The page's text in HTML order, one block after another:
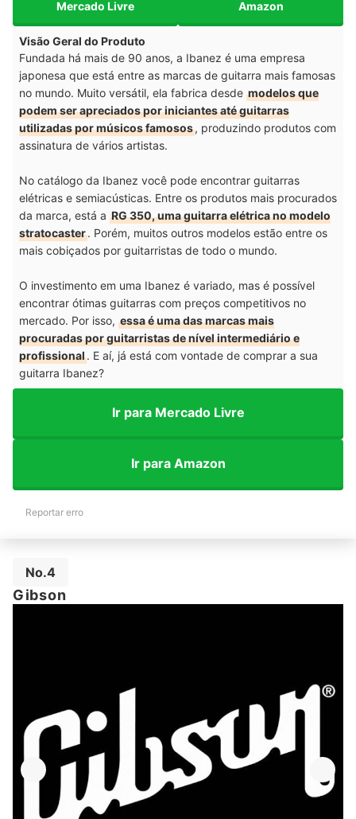
Mercado Livre Amazon
Visão Geral do Produto
Fundada há mais de 90 anos, a Ibanez é uma empresa
japonesa que está entre as marcas de guitarra mais famosas
no mundo. Muito versátil, ela fabrica desde modelos que
podem ser apreciados por iniciantes até guitarras
utilizadas por músicos famosos, produzindo produtos com
assinatura de vários artistas.
No catálogo da Ibanez você pode encontrar guitarras
elétricas e semiacústicas. Entre os produtos mais procurados
da marca, está a RG 350, uma guitarra elétrica no modelo
stratocaster. Porém, muitos outros modelos estão entre os
mais cobiçados por guitarristas de todo o mundo.
O investimento em uma Ibanez é variado, mas é possível
encontrar ótimas guitarras com preços competitivos no
mercado. Por isso, essa é uma das marcas mais
procuradas por guitarristas de nível intermediário e
profissional. E aí, já está com vontade de comprar a sua
guitarra Ibanez?
Ir para Mercado Livre
Ir para Amazon
Reportar erro
No.4
Gibson